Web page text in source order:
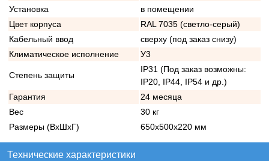
Установка
в помещении
Цвет корпуса
RAL 7035 (светло-серый)
Кабельный ввод
сверху (под заказ снизу)
Климатическое исполнение
У3
Степень защиты
IP31 (Под заказ возможны:
IP20, IP44, IP54 и др.)
Гарантия
24 месяца
Вес
30 кг
Размеры (ВхШхГ)
650х500х220 мм
Технические характеристики